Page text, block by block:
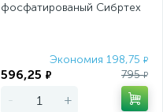
фосфатированый Сибртех
Экономия 198,75 ₽
596,25 ₽ 795₽
- +